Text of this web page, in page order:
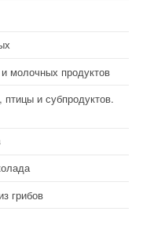
молочных продуктов
и субпродуктов.
грибов